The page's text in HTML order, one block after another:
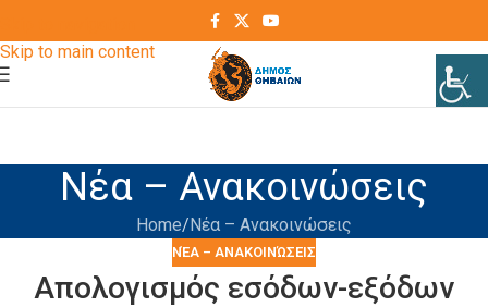
Skip to main content
Νέα – Ανακοινώσεις
Home Νέα – Ανακοινώσεις
ΝΈΑ – ΑΝΑΚΟΙΝΏΣΕΙΣ
Απολογισμός εσόδων-εξόδων